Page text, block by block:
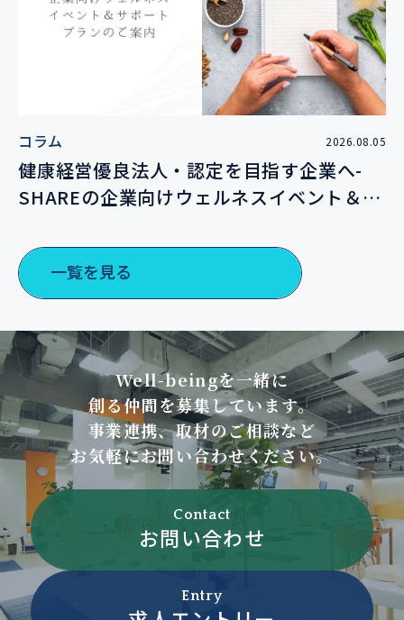
コラム 2026.08.05
健康経営優良法人・認定を目指す企業へ-
SHAREの企業向けウェルネスイベント＆サ
一覧を見る
Well-beingを一緒に
創る仲間を募集しています。
事業連携、取材のご相談など
お気軽にお問い合わせください。
Contact
お問い合わせ
Entry